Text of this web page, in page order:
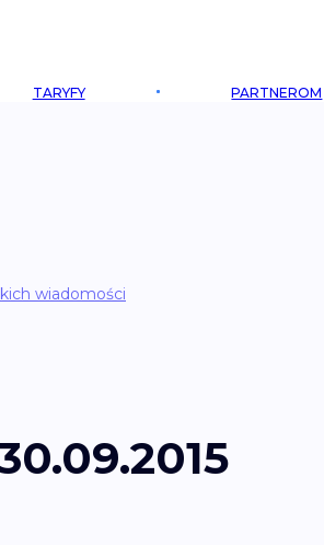
TARYFY PARTNEROM
wiadomości